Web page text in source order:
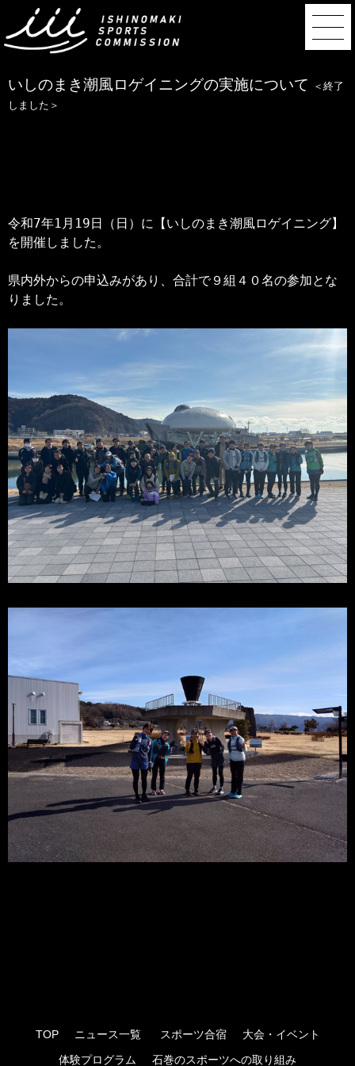
いしのまき潮風ロゲイニングの実施について
＜終了
しました＞
令和7年1月19日（日）に【いしのまき潮風ロゲイニング】
を開催しました。
県内外からの申込みがあり、合計で９組４０名の参加とな
りました。
TOP ニュース一覧 スポーツ合宿
大会・イベント
体験プログラム
石巻のスポーツへの取り組み